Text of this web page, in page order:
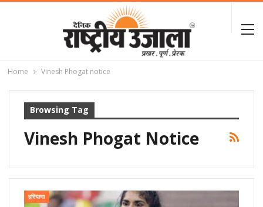
Home Vinesh Phogat notice
Browsing Tag
Vinesh Phogat Notice
हरियाणा